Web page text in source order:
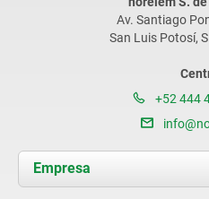
Av. Santiago
San Luis Potosí,
+52 444
Empresa